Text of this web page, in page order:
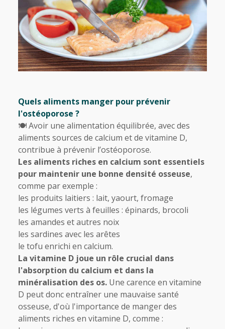
Quels aliments manger pour prévenir
l'ostéoporose ?
🍽 Avoir une alimentation équilibrée, avec des
aliments sources de calcium et de vitamine D,
contribue à prévenir l’ostéoporose.
Les aliments riches en calcium sont essentiels
pour maintenir une bonne densité osseuse,
comme par exemple :
les produits laitiers : lait, yaourt, fromage
les légumes verts à feuilles : épinards, brocoli
les amandes et autres noix
les sardines avec les arêtes
le tofu enrichi en calcium.
La vitamine D joue un rôle crucial dans
l'absorption du calcium et dans la
minéralisation des os. Une carence en vitamine
D peut donc entraîner une mauvaise santé
osseuse, d'où l'importance de manger des
aliments riches en vitamine D, comme :